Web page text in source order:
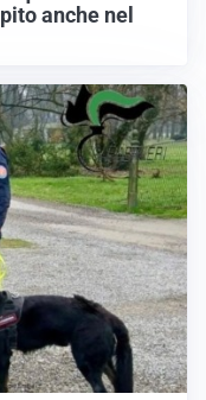
anche nel